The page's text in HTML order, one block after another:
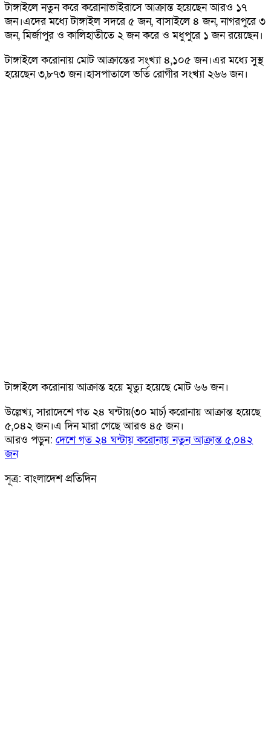
টাঙ্গাইলে নতুন করে করোনাভাইরাসে আক্রান্ত হয়েছেন আরও ১৭
জন।এদের মধ্যে টাঙ্গাইল সদরে ৫ জন, বাসাইলে ৪ জন, নাগরপুরে ৩
জন, মির্জাপুর ও কালিহাতীতে ২ জন করে ও মধুপুরে ১ জন রয়েছেন।
টাঙ্গাইলে করোনায় মোট আক্রান্তের সংখ্যা ৪,১০৫ জন।এর মধ্যে সুস্থ
হয়েছেন ৩,৮৭৩ জন।হাসপাতালে ভর্তি রোগীর সংখ্যা ২৬৬ জন।
টাঙ্গাইলে করোনায় আক্রান্ত হয়ে মৃত্যু হয়েছে মোট ৬৬ জন।
উল্লেখ্য, সারাদেশে গত ২৪ ঘন্টায়(৩০ মার্চ) করোনায় আক্রান্ত হয়েছে
৫,০৪২ জন।এ দিন মারা গেছে আরও ৪৫ জন।
আরও পড়ুন: দেশে গত ২৪ ঘন্টায় করোনায় নতুন আক্রান্ত ৫,০৪২
জন
সূত্র: বাংলাদেশ প্রতিদিন